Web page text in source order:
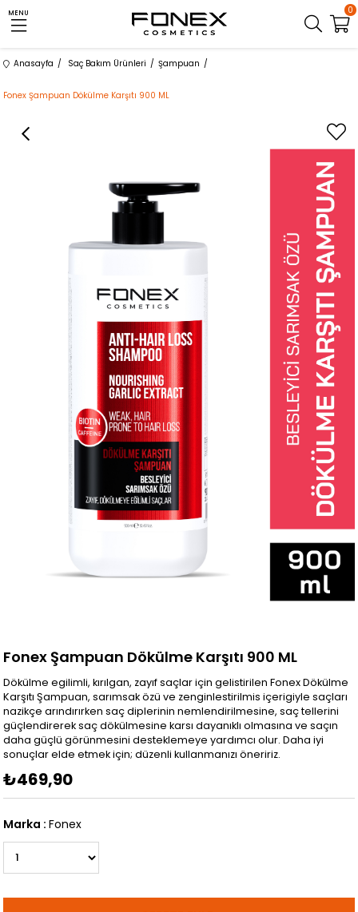
MENU 0
Anasayfa Saç Bakım Ürünleri Şampuan
Fonex Şampuan Dökülme Karşıtı 900 ML
Fonex Şampuan Dökülme Karşıtı 900 ML
Dökülme egilimli, kırılgan, zayıf saçlar için gelistirilen Fonex Dökülme
Karşıtı Şampuan, sarımsak özü ve zenginlestirilmis içerigiyle saçları
nazikçe arındırırken saç diplerinin nemlendirilmesine, saç tellerini
güçlendirerek saç dökülmesine karsı dayanıklı olmasına ve saçın
daha güçlü görünmesini desteklemeye yardımcı olur. Daha iyi
sonuçlar elde etmek için; düzenli kullanmanızı öneririz.
₺469,90
Marka : Fonex